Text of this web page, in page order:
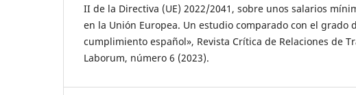
II de la Directiva (UE) 2022/2041, sobre unos salarios
en la Unión Europea. Un estudio comparado con el grado
cumplimiento español», Revista Crítica de Relaciones de
Laborum, número 6 (2023).